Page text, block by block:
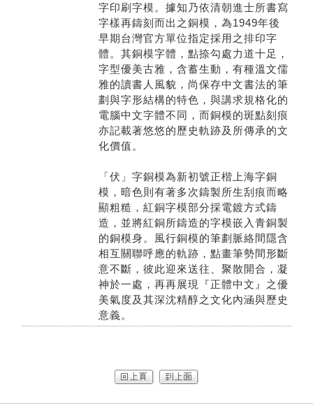
字印刷字模。據知乃依清朝進士所書寫
字樣再鑄刻而出之銅模，為1949年後
早期台灣官方單位指定採用之排印字
體。其銅模字體，點捺勾處力道十足，
字型優美古雅，含蓄生動，有種溫文儒
雅的讀書人風貌，尚保存中文書法的筆
劃與字形結構的特色，與講求規格化的
電腦中文字體不同，而銅模的斑點刻痕
亦記載著悠悠的歷史軌跡及所傳承的文
化價值。
「伏」字銅模為新初號正楷上海字銅
模，暗色則有著多次鑄製所生刮痕而略
顯粗糙，紅銅字模部分採電鍍方式鑄
造，並將紅銅所鑄造的字模嵌入青銅製
的銅模身。風行銅模的筆劃脈絡間隱含
相互關聯呼應的軌跡，點畫筆勢間形斷
意不斷，彼此迎來送往、聚散開合，凝
神於一處，再再展現『正體中文』之優
美氣度及其深沈精醇之文化內涵與歷史
意義。